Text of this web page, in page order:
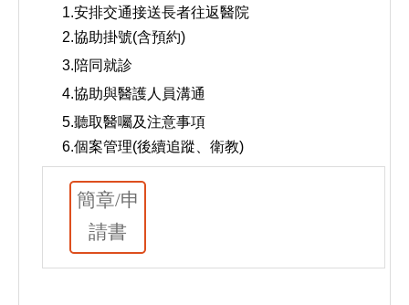
1.安排交通接送長者往返醫院
2.協助掛號(含預約)
3.陪同就診
4.協助與醫護人員溝通
5.聽取醫囑及注意事項
6.個案管理(後續追蹤、衛教)
簡章/申
請書